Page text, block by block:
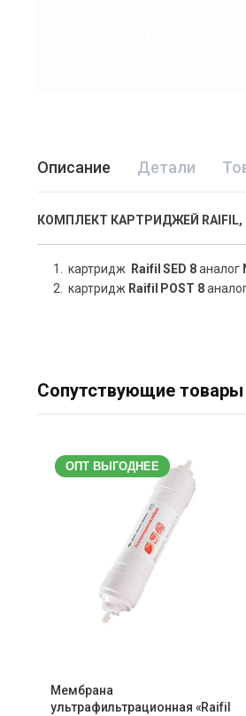
Описание Детали
КОМПЛЕКТ КАРТРИДЖЕЙ RAIFIL,
картридж Raifil SED 8аналог
картридж Raifil POST 8
Сопутствующие товары
ОПТ ВЫГОДНЕЕ
Мембрана
ультрафильтрационная «Raifil